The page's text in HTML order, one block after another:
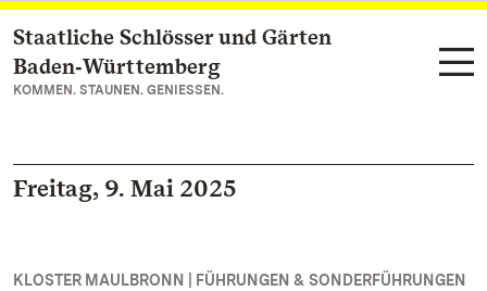
Zum Hauptinhalt springen
Staatliche Schlösser und Gärten
Baden‑Württemberg
KOMMEN. STAUNEN. GENIESSEN.
Freitag, 9. Mai 2025
KLOSTER MAULBRONN | FÜHRUNGEN & SONDERFÜHRUNGEN